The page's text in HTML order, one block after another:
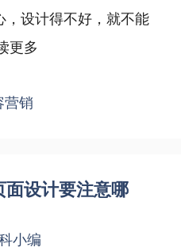
，设计得不好，就不能
更多
营销
设计要注意哪
小编